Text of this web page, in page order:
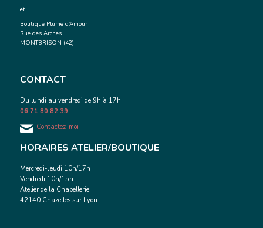
et
Boutique Plume d’Amour
Rue des Arches
MONTBRISON (42)
CONTACT
Du lundi au vendredi de 9h à 17h
06 71 80 82 39
Contactez-moi
HORAIRES ATELIER/BOUTIQUE
Mercredi-Jeudi 10h/17h
Vendredi 10h/15h
Atelier de la Chapellerie
42140 Chazelles sur Lyon